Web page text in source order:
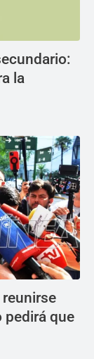
la
reunirse
pedirá que